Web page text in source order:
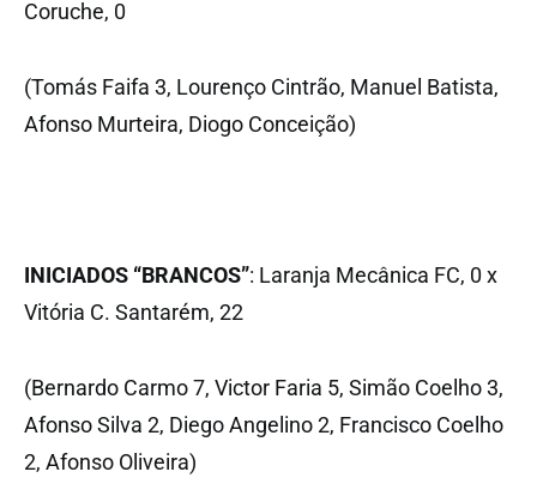
Coruche, 0
(Tomás Faifa 3, Lourenço Cintrão, Manuel Batista,
Afonso Murteira, Diogo Conceição)
INICIADOS “BRANCOS”: Laranja Mecânica FC, 0 x
Vitória C. Santarém, 22
(Bernardo Carmo 7, Victor Faria 5, Simão Coelho 3,
Afonso Silva 2, Diego Angelino 2, Francisco Coelho
2, Afonso Oliveira)